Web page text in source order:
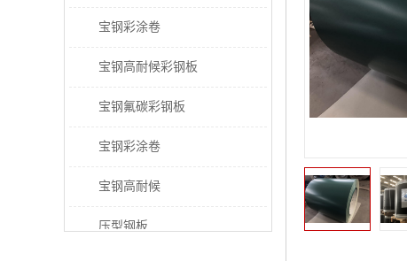
宝钢彩涂卷
宝钢高耐候彩钢板
宝钢氟碳彩钢板
宝钢彩涂卷
宝钢高耐候
压型钢板